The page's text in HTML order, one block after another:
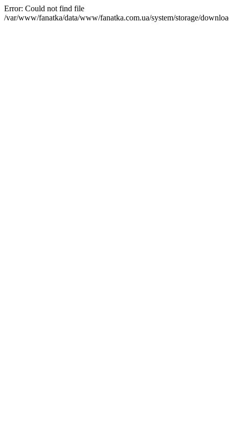
Error: Could not find file
/var/www/fanatka/data/www/fanatka.com.ua/system/storage/